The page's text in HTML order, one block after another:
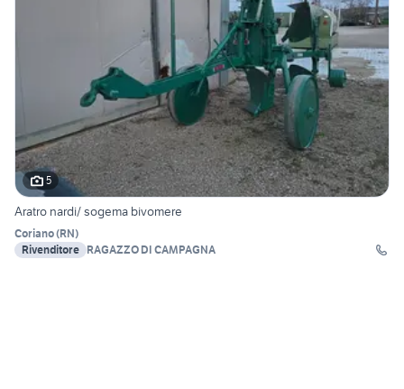
5
Aratro nardi/ sogema bivomere
Coriano(RN)
Rivenditore RAGAZZO DI CAMPAGNA